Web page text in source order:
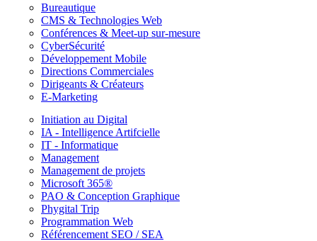
Bureautique
CMS & Technologies Web
Conférences & Meet-up sur-mesure
CyberSécurité
Développement Mobile
Directions Commerciales
Dirigeants & Créateurs
E-Marketing
Initiation au Digital
IA - Intelligence Artifcielle
IT - Informatique
Management
Management de projets
Microsoft 365®
PAO & Conception Graphique
Phygital Trip
Programmation Web
Référencement SEO / SEA